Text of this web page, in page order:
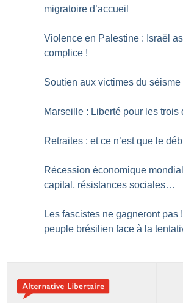
migratoire d’accueil
Violence en Palestine : Israël
complice !
Soutien aux victimes du
Marseille : Liberté pour les trois
Retraites : et ce n’est que le
Récession économique
capital, résistances sociales…
Les fascistes ne gagneront pas
peuple brésilien face à la